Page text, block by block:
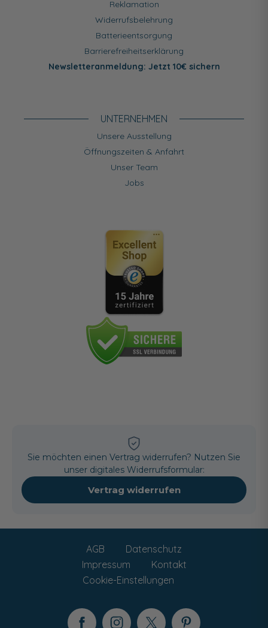
Reklamation
Widerrufsbelehrung
Batterieentsorgung
Barrierefreiheitserklärung
Newsletteranmeldung: Jetzt 10€ sichern
UNTERNEHMEN
Unsere Ausstellung
Öffnungszeiten & Anfahrt
Unser Team
Jobs
Sie möchten einen Vertrag widerrufen? Nutzen Sie
unser digitales Widerrufsformular:
Vertrag widerrufen
AGB
Datenschutz
Impressum
Kontakt
Cookie-Einstellungen